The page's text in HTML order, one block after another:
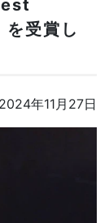
受賞し
年11月27日